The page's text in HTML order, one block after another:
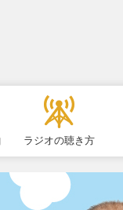
ラジオの聴き方